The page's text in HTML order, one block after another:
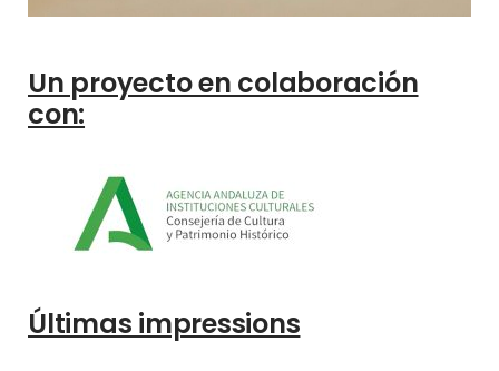
Un proyecto en colaboración
con:
Últimas impressions